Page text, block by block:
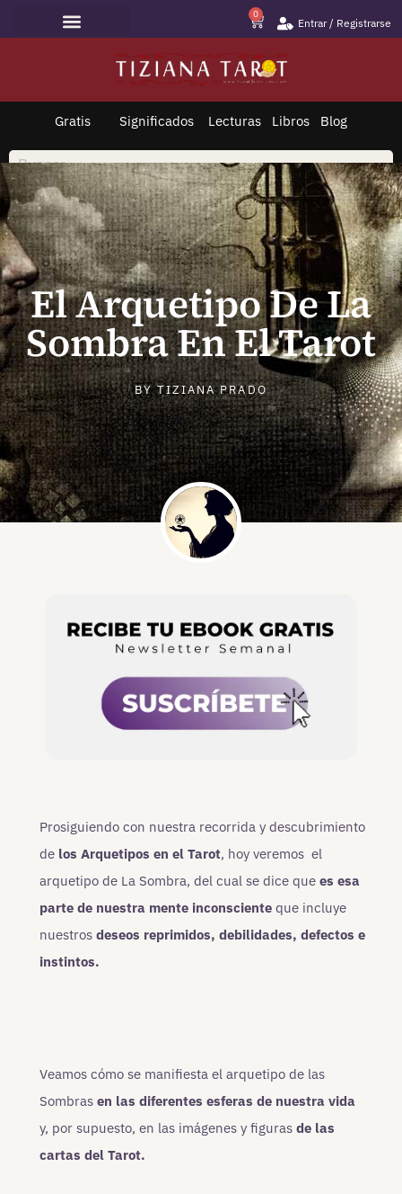
0
Entrar / Registrarse
Gratis Significados Lecturas Libros Blog
El Arquetipo De La
Sombra En El Tarot
BYTIZIANA PRADO
Prosiguiendo con nuestra recorrida y descubrimiento
de los Arquetipos en el Tarot, hoy veremos el
arquetipo de La Sombra, del cual se dice que es esa
parte de nuestra mente inconsciente que incluye
nuestros deseos reprimidos, debilidades, defectos e
instintos.
Veamos cómo se manifiesta el arquetipo de las
Sombras en las diferentes esferas de nuestra vida
y, por supuesto, en las imágenes y figuras de las
cartas del Tarot.